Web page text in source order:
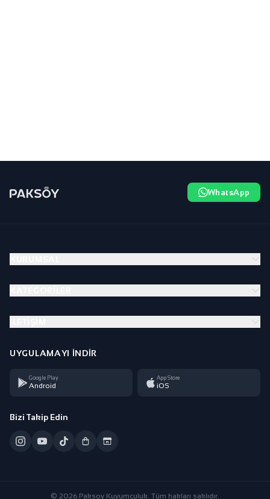
WhatsApp
UYGULAMAYI İNDIR
Google Play
Android
App Store
iOS
Bizi Takip Edin
© 2026 Paksoy Kuyumculuk. Tüm hakları saklıdır.